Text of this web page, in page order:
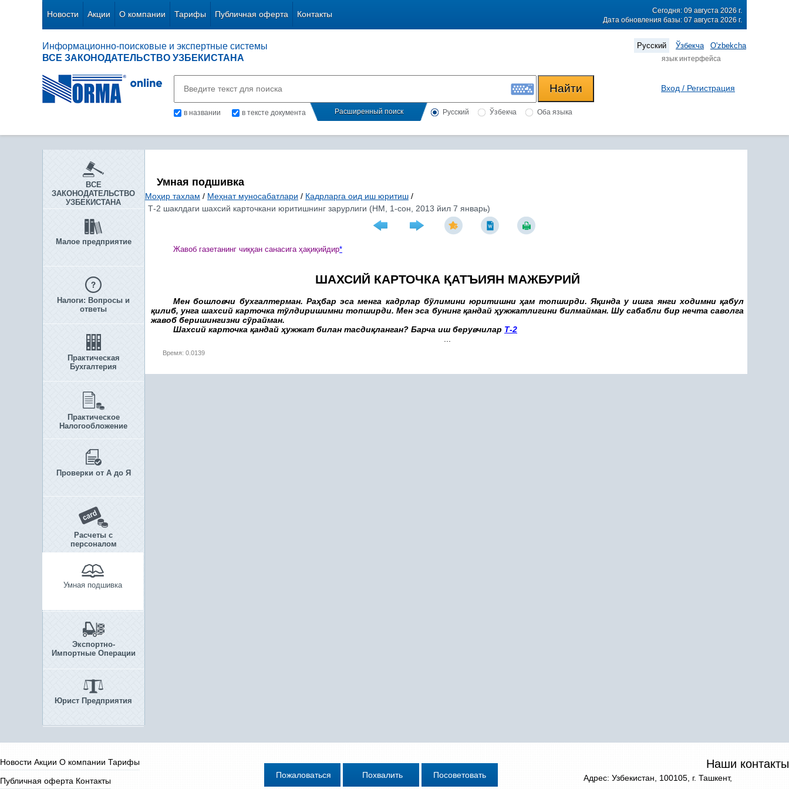
Новости Акции О компании Тарифы Публичная оферта Контакты
Сегодня: 09 августа 2026 г.
Дата обновления базы: 07 августа 2026 г.
Информационно-поисковые и экспертные системы
ВСЕ ЗАКОНОДАТЕЛЬСТВО УЗБЕКИСТАНА
Русский Ўзбекча O'zbekcha
язык интерфейса
в названии в тексте документа Расширенный поиск Русский Ўзбекча Оба языка
Вход / Регистрация
ВСЕ
ЗАКОНОДАТЕЛЬСТВО
УЗБЕКИСТАНА
Малое предприятие
Налоги: Вопросы и
ответы
Практическая
Бухгалтерия
Практическое
Налогообложение
Проверки от А до Я
Расчеты с
персоналом
Умная подшивка
Экспортно-
Импортные Операции
Юрист Предприятия
Умная подшивка
Моҳир тахлам / Меҳнат муносабатлари / Кадрларга оид иш юритиш /
Т-2 шаклдаги шахсий карточкани юритишнинг зарурлиги (НМ, 1-сон, 2013 йил 7 январь)
Жавоб газетанинг чиққан санасига ҳақиқийдир*
ШАХСИЙ КАРТОЧКА ҚАТЪИЯН МАЖБУРИЙ
Мен бошловчи бухгалтерман. Раҳбар эса менга кадрлар бўлимини юритишниҳам топширди. Яқинда у ишга янги ходимни қабул
қилиб, унга шахсий карточка тўлдиришимни топширди. Мен эса бунинг қандай ҳужжатлигини билмайман. Шу сабабли бир нечта саволга
жавоб беришингизни сўрайман.
Шахсий карточка қандай ҳужжат билан тасдиқланган? Барча иш берувчилар Т-2
Время: 0.0139
Новости Акции О компании Тарифы
Публичная оферта Контакты
Наши контакты
Адрес: Узбекистан, 100105, г. Ташкент,